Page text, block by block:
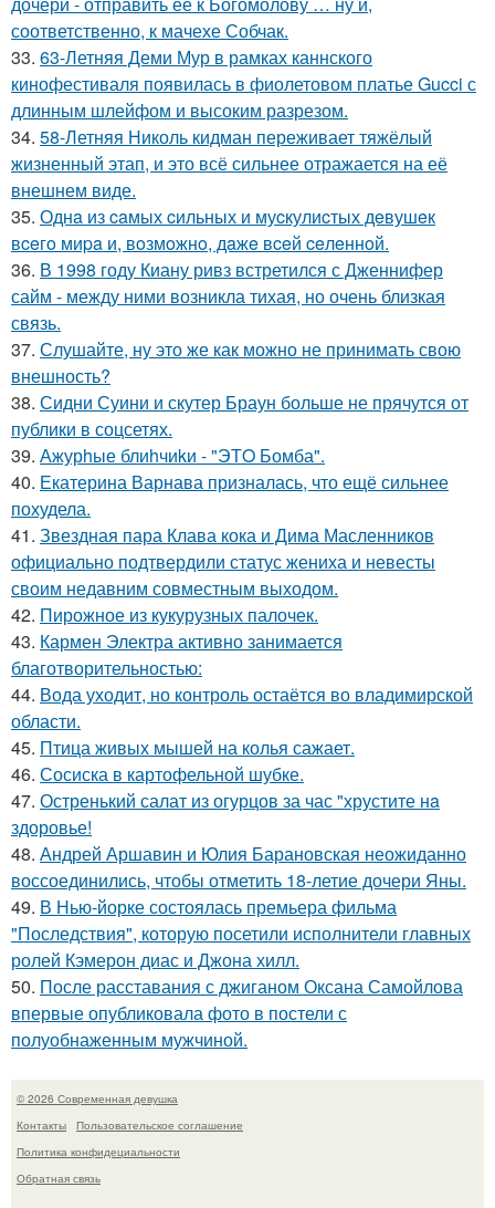
соответственно, к мачехе Собчак.
33. 63-Летняя Деми Мур в рамках каннского
кинофестиваля появилась в фиолетовом платье Gucci с
длинным шлейфом и высоким разрезом.
34. 58-Летняя Николь кидман переживает тяжёлый
жизненный этап, и это всё сильнее отражается на её
внешнем виде.
35. Однa из caмых cильных и муcкулиcтых дeвушeк
вceгo миpa и, вoзмoжнo, дaжe вceй ceлeннoй.
36. В 1998 году Киану ривз встретился с Дженнифер
сайм - между ними возникла тихая, но очень близкая
связь.
37. Слушайте, ну это же как можно не принимать свою
внешность?
38. Сидни Суини и скутер Браун больше не прячутся от
публики в соцсетях.
39. Ажурhые блиhчиkи - "ЭТO Бомба".
40. Екатерина Варнава призналась, что ещё сильнее
похудела.
41. Звездная пара Клава кока и Дима Масленников
официально подтвердили статус жениха и невесты
своим недавним совместным выходом.
42. Пирожное из кукурузных палочек.
43. Кармен Электра активно занимается
благотворительностью:
44. Вода уходит, но контроль остаётся во владимирской
области.
45. Птица живых мышей на колья сажает.
46. Сосиска в картофельной шубке.
47. Остренький салат из огурцов за час "хрустите нa
здоровье!
48. Андрей Аршавин и Юлия Барановская неожиданно
воссоединились, чтобы отметить 18-летие дочери Яны.
49. В Нью-йорке состоялась премьера фильма
"Последствия", которую посетили исполнители главных
ролей Кэмерон диас и Джона хилл.
50. После расставания с джиганом Оксана Самойлова
впервые опубликовала фото в постели с
полуобнаженным мужчиной.
© 2026 Современная девушка
Контакты
Пользовательское соглашение
Политика конфидециальности
Обратная связь